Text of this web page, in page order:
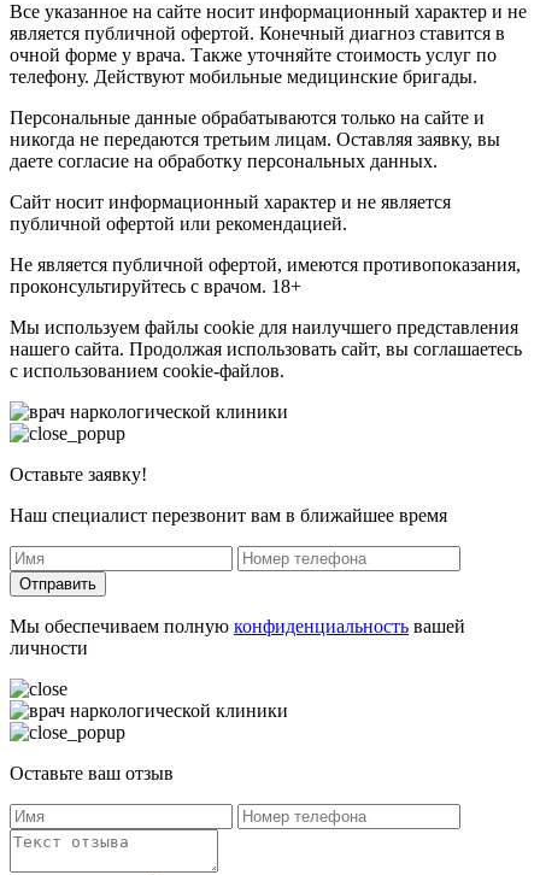
Все указанное на сайте носит информационный характер и не
является публичной офертой. Конечный диагноз ставится в
очной форме у врача. Также уточняйте стоимость услуг по
телефону. Действуют мобильные медицинские бригады.
Персональные данные обрабатываются только на сайте и
никогда не передаются третьим лицам. Оставляя заявку, вы
даете согласие на обработку персональных данных.
Сайт носит информационный характер и не является
публичной офертой или рекомендацией.
Не является публичной офертой, имеются противопоказания,
проконсультируйтесь с врачом. 18+
Мы используем файлы cookie для наилучшего представления
нашего сайта. Продолжая использовать сайт, вы соглашаетесь
с использованием cookie-файлов.
Оставьте заявку!
Наш специалист перезвонит вам в ближайшее время
Отправить
Мы обеспечиваем полную конфиденциальность вашей
личности
Оставьте ваш отзыв